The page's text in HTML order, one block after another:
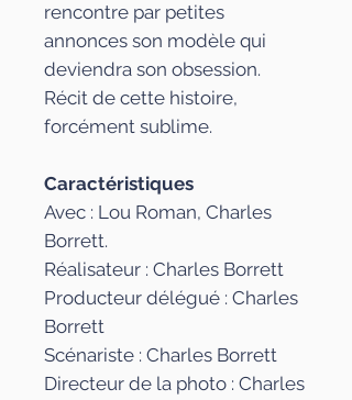
rencontre par petites
annonces son modèle qui
deviendra son obsession.
Récit de cette histoire,
forcément sublime.
Caractéristiques
Avec : Lou Roman, Charles
Borrett.
Réalisateur : Charles Borrett
Producteur délégué : Charles
Borrett
Scénariste : Charles Borrett
Directeur de la photo : Charles